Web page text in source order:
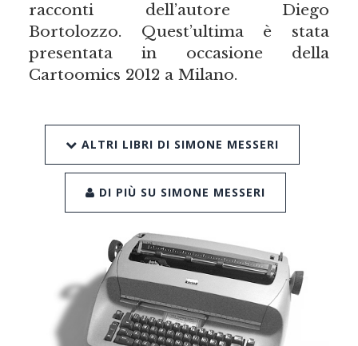
racconti dell’autore Diego
Bortolozzo. Quest’ultima è stata
presentata in occasione della
Cartoomics 2012 a Milano.
ALTRI LIBRI DI SIMONE MESSERI
DI PIÙ SU SIMONE MESSERI